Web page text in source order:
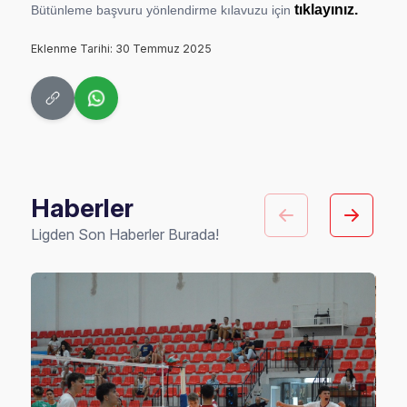
Bütünleme başvuru yönlendirme kılavuzu içintıklayınız.
Eklenme Tarihi: 30 Temmuz 2025
Haberler
Ligden Son Haberler Burada!